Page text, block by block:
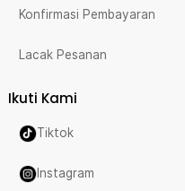
Konfirmasi Pembayaran
Lacak Pesanan
Ikuti Kami
Tiktok
Instagram